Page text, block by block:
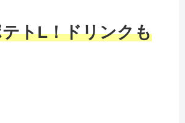
トL！ドリンクも